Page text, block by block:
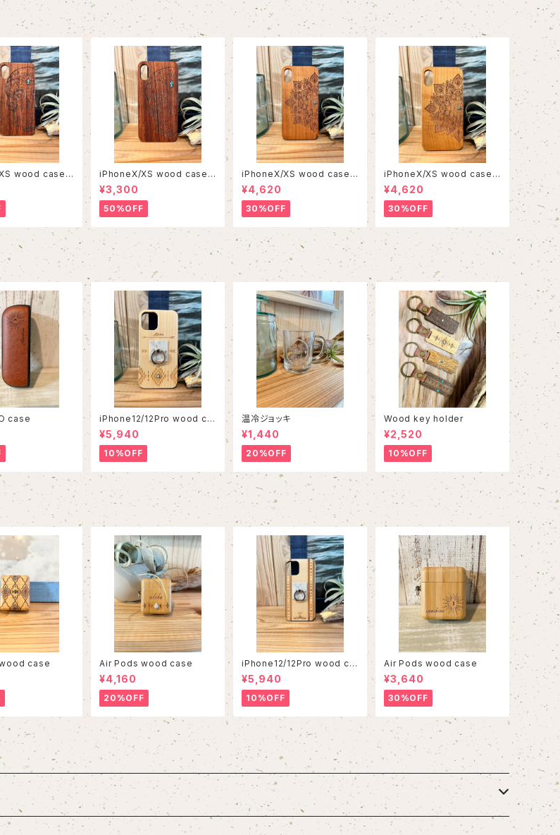
wood case
iPhoneX/XS wood case
31
¥3,300
50%OFF
iPhoneX/XS wood case 1
5
¥4,620
30%OFF
iPhoneX/XS wood case 1
2
¥4,620
30%OFF
case
iPhone12/12Pro wood ca
se
¥5,940
10%OFF
温冷ジョッキ
¥1,440
20%OFF
Wood key holder
¥2,520
10%OFF
case Air Pods wood case
¥4,160
20%OFF
iPhone12/12Pro wood ca
se
¥5,940
10%OFF
Air Pods wood case
¥3,640
30%OFF